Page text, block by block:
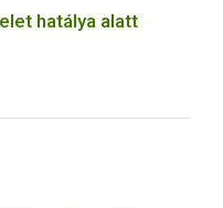
hatálya alatt